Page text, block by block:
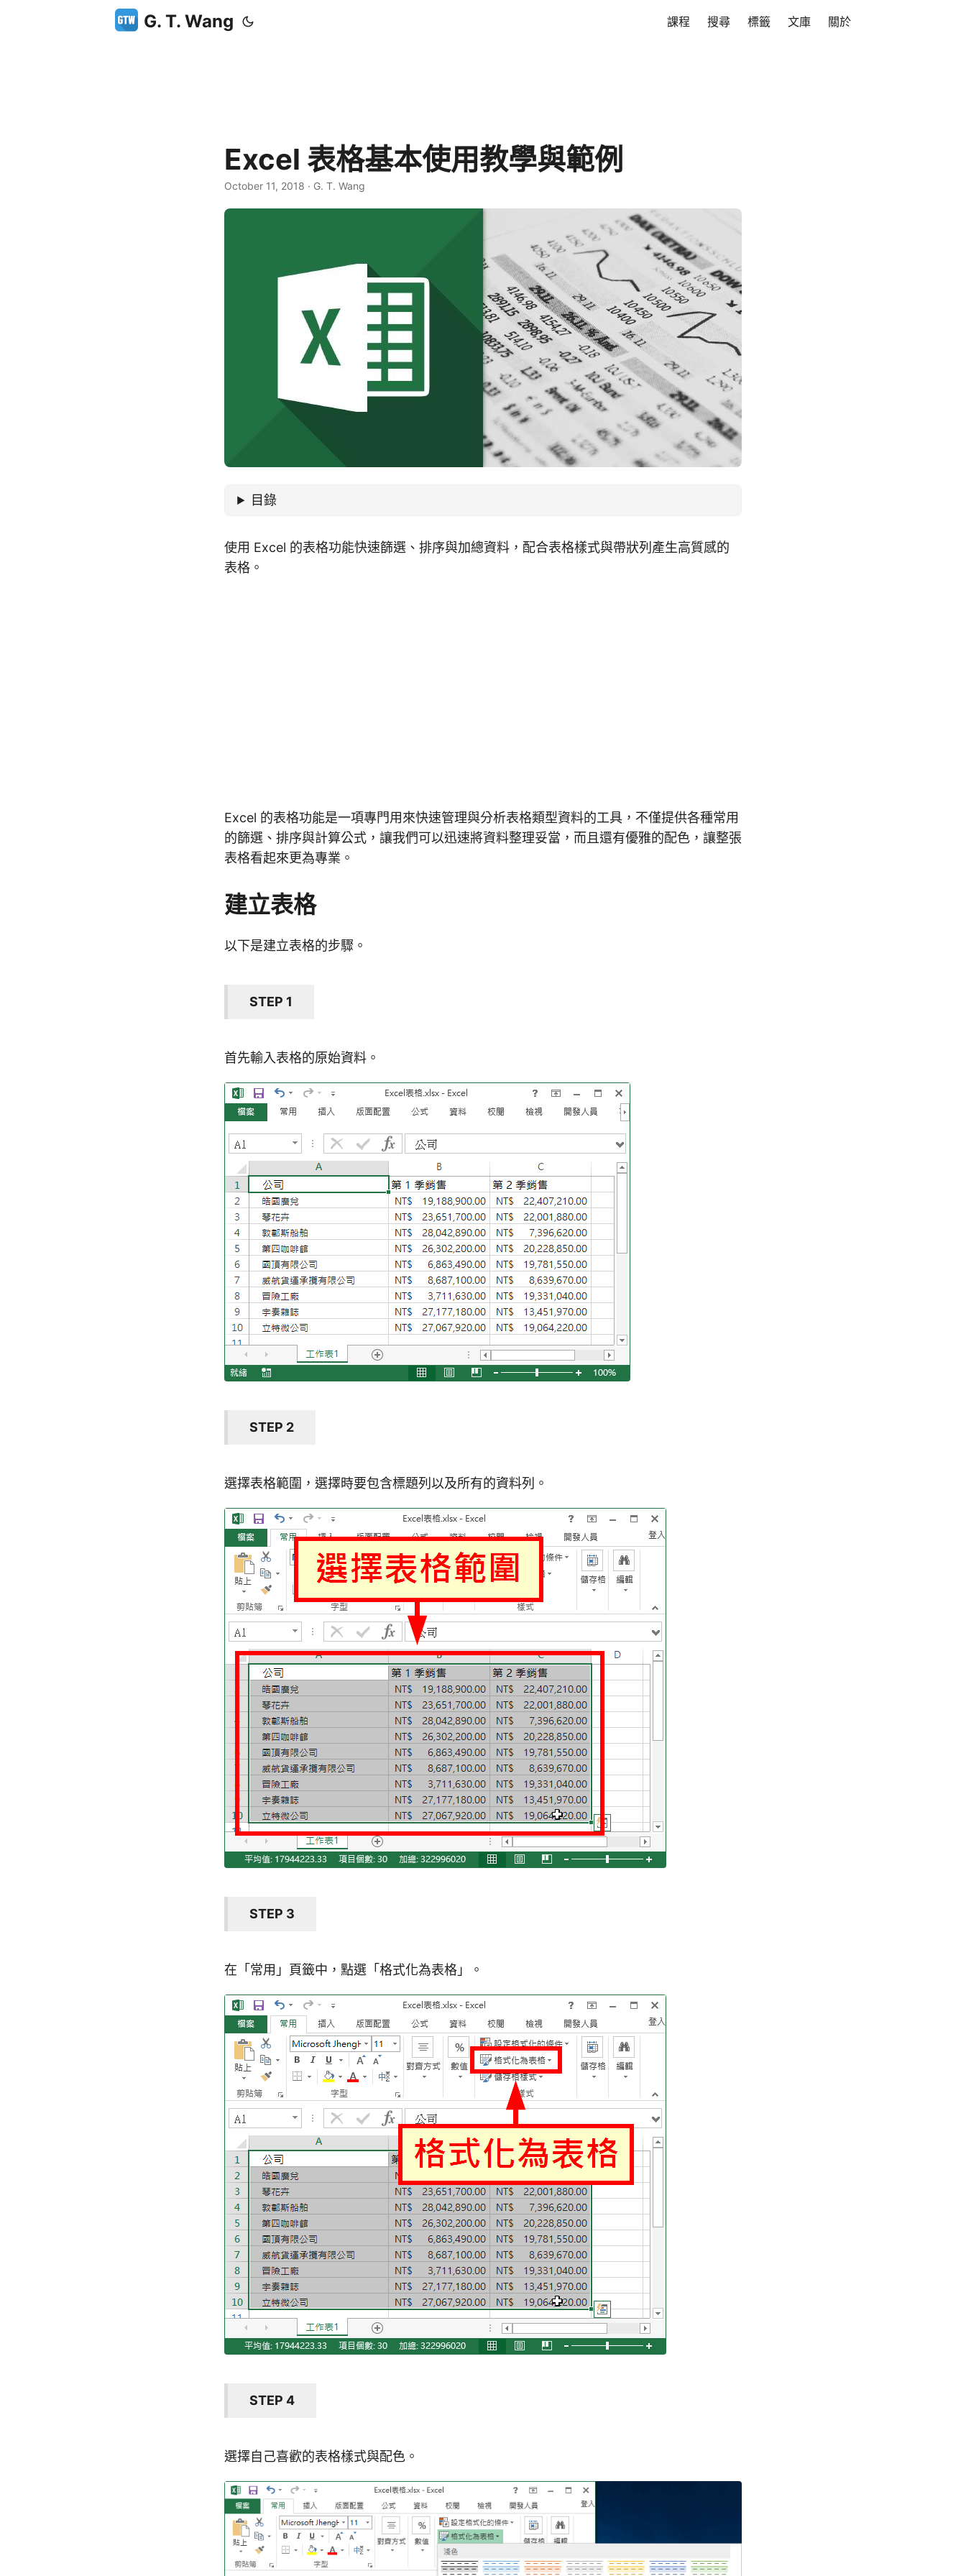
G. T. Wang 課程 搜尋 標籤 文庫 關於
Excel 表格基本使用教學與範例
October 11, 2018 · G. T. Wang
目錄
使用 Excel 的表格功能快速篩選、排序與加總資料，配合表格樣式與帶狀列產生高質感的
表格。
Excel 的表格功能是一項專門用來快速管理與分析表格類型資料的工具，不僅提供各種常用
的篩選、排序與計算公式，讓我們可以迅速將資料整理妥當，而且還有優雅的配色，讓整張
表格看起來更為專業。
建立表格
以下是建立表格的步驟。
STEP 1
首先輸入表格的原始資料。
STEP 2
選擇表格範圍，選擇時要包含標題列以及所有的資料列。
STEP 3
在「常用」頁籤中，點選「格式化為表格」。
STEP 4
選擇自己喜歡的表格樣式與配色。